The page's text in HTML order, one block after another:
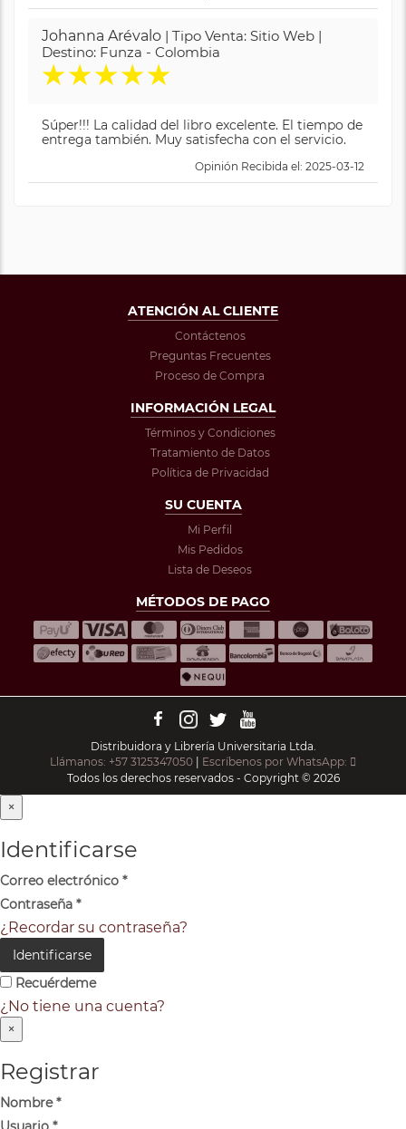
Johanna Arévalo | Tipo Venta: Sitio Web |
Destino: Funza - Colombia
★★★★★
Súper!!! La calidad del libro excelente. El tiempo de
entrega también. Muy satisfecha con el servicio.
Opinión Recibida el: 2025-03-12
ATENCIÓN AL CLIENTE
Contáctenos
Preguntas Frecuentes
Proceso de Compra
INFORMACIÓN LEGAL
Términos y Condiciones
Tratamiento de Datos
Política de Privacidad
SU CUENTA
Mi Perfil
Mis Pedidos
Lista de Deseos
MÉTODOS DE PAGO
Distribuidora y Librería Universitaria Ltda.
Llámanos: +57 3125347050 | Escríbenos por WhatsApp:
Todos los derechos reservados - Copyright © 2026
×
Identificarse
Correo electrónico *
Contraseña *
¿Recordar su contraseña?
Identificarse
Recuérdeme
¿No tiene una cuenta?
×
Registrar
Nombre*